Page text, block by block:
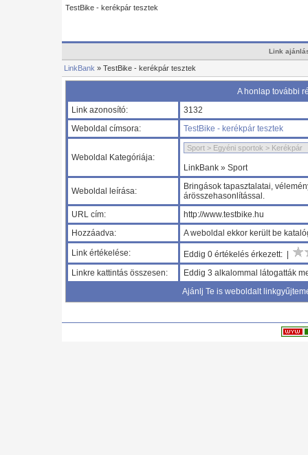
TestBike - kerékpár tesztek
Link
LinkBank » TestBike - kerékpár tesztek
A honlap további
Link azonosító:
3132
Weboldal címsora:
TestBike - kerékpár tesztek
Weboldal Kategóriája:
LinkBank » Sport
Weboldal leírása:
Bringások tapasztalatai,
árösszehasonlítással.
URL cím:
http://www.testbike.hu
Hozzáadva:
A weboldal ekkor került be
Link értékelése:
Eddig 0 értékelés érkezett: |
Linkre kattintás összesen:
Eddig 3 alkalommal látogatták
Ajánlj Te is weboldalt